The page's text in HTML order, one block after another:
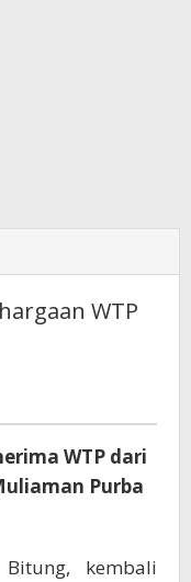
WTP
WTP dari
Purba
kembali